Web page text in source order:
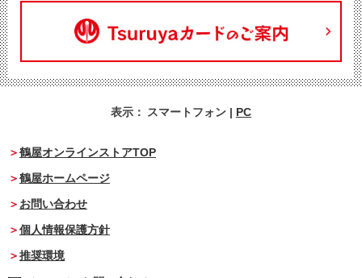
表示： スマートフォン | PC
鶴屋オンラインストアTOP
鶴屋ホームページ
お問い合わせ
個人情報保護方針
推奨環境